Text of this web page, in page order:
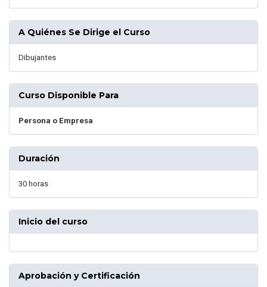
A Quiénes Se Dirige el Curso
Dibujantes
Curso Disponible Para
Persona o Empresa
Duración
30 horas
Inicio del curso
Aprobación y Certificación